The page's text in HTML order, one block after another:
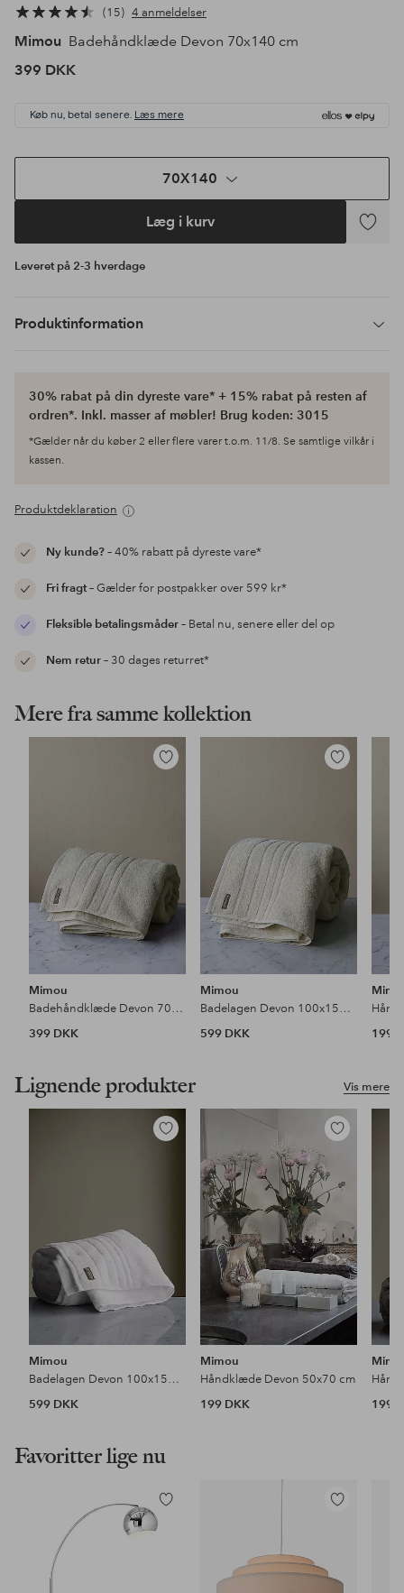
15 4 anmeldelser
Mimou Badehåndklæde Devon 70x140 cm
399 DKK
Køb nu, betal senere. Læs mere
70X140
Læg i kurv
Tilføj
Leveret på 2-3 hverdage
Produktinformation
30% rabat på din dyreste vare* + 15% rabat på resten af
ordren*. Inkl. masser af møbler! Brug koden: 3015
*Gælder når du køber 2 eller flere varer t.o.m. 11/8. Se samtlige vilkår i
kassen.
Produktdeklaration
Ny kunde?– 40% rabatt på dyreste vare*
Fri fragt– Gælder for postpakker over 599 kr*
Fleksible betalingsmåder– Betal nu, senere eller del op
Nem retur– 30 dages returret*
Mere fra samme kollektion
Tilføj
Mimou
Badehåndklæde Devon 70x140 cm
399 DKK
Tilføj
Mimou
Badelagen Devon 100x150 cm
599 DKK
199
Vis mere
Lignende produkter
Tilføj
favoritter
Mimou
Badelagen Devon 100x150 cm
599 DKK
Tilføj
til
favoritter
Mimou
Håndklæde Devon 50x70 cm
199 DKK
199
Favoritter lige nu
Tilføj
til
Tilføj